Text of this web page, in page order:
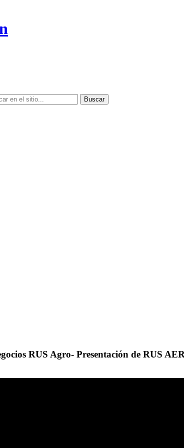
RUS Agro- Presentación de RUS